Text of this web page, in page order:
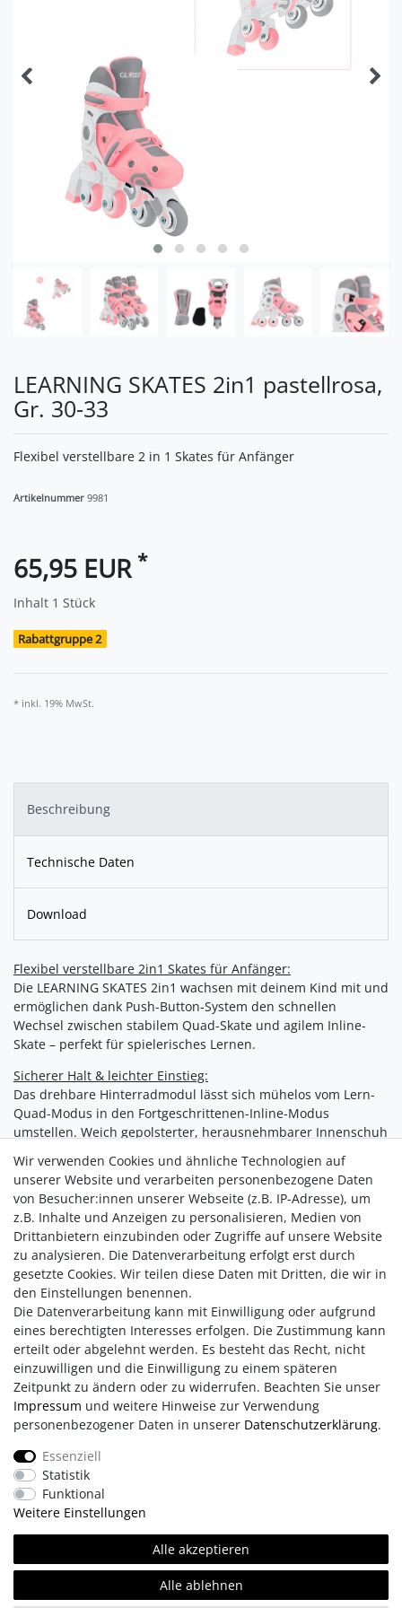
LEARNING SKATES 2in1 pastellrosa,
Gr. 30-33
Flexibel verstellbare 2 in 1 Skates für Anfänger
Artikelnummer 9981
65,95 EUR *
Inhalt 1 Stück
Rabattgruppe 2
* inkl. 19% MwSt.
Beschreibung
Technische Daten
Download
Flexibel verstellbare 2in1 Skates für Anfänger:
Die LEARNING SKATES 2in1 wachsen mit deinem Kind mit und
ermöglichen dank Push-Button-System den schnellen
Wechsel zwischen stabilem Quad-Skate und agilem Inline-
Skate – perfekt für spielerisches Lernen.
Sicherer Halt & leichter Einstieg:
Das drehbare Hinterradmodul lässt sich mühelos vom Lern-
Quad-Modus in den Fortgeschrittenen-Inline-Modus
umstellen. Weich gepolsterter, herausnehmbarer Innenschuh
und einfachen Einstieg.
Komfortabel rollen & stoppen:
Hochwertige ABEC 9 Kugellager sorgen für sanftes Gleiten,
während der robuste TPR-Stopper am Heck schnelle,
kontrollierte Stopps ermöglicht. Das schlagfeste Chassis
bietet Stabilität bei jedem Abenteuer.
Impressum AGB Daten­schutz­erklärung
Retouren/Reklamationen
Kontakt Team
Wir verwenden Cookies und ähnliche Technologien auf
unserer Website und verarbeiten personenbezogene Daten
von Besucher:innen unserer Webseite (z.B. IP-Adresse), um
z.B. Inhalte und Anzeigen zu personalisieren, Medien von
Drittanbietern einzubinden oder Zugriffe auf unsere Website
zu analysieren. Die Datenverarbeitung erfolgt erst durch
gesetzte Cookies. Wir teilen diese Daten mit Dritten, die wir in
den Einstellungen benennen.
Die Datenverarbeitung kann mit Einwilligung oder aufgrund
eines berechtigten Interesses erfolgen. Die Zustimmung kann
erteilt oder abgelehnt werden. Es besteht das Recht, nicht
einzuwilligen und die Einwilligung zu einem späteren
Zeitpunkt zu ändern oder zu widerrufen. Beachten Sie unser
Impressum und weitere Hinweise zur Verwendung
personenbezogener Daten in unserer Daten­schutz­erklärung.
Essenziell
Statistik
Funktional
Weitere Einstellungen
Alle akzeptieren
Alle ablehnen